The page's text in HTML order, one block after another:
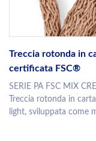
Treccia rotonda in
certificata FSC®
SERIE PA FSC MIX
Treccia rotonda in
light, sviluppata come